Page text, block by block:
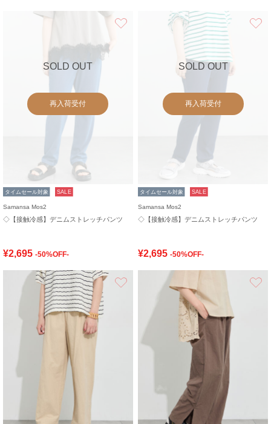
SOLD OUT
再入荷受付
タイムセール対象 SALE
Samansa Mos2
◇【接触冷感】デニムストレッチパンツ
¥2,695 -50%OFF-
SOLD OUT
再入荷受付
タイムセール対象 SALE
Samansa Mos2
◇【接触冷感】デニムストレッチパンツ
¥2,695 -50%OFF-
お気に入り